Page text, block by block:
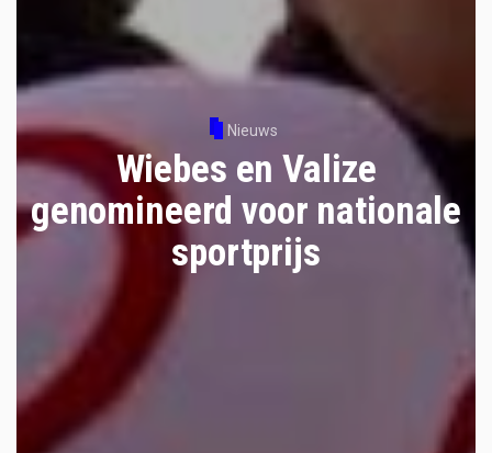
Nieuws
Wiebes en Valize
genomineerd voor nationale
sportprijs